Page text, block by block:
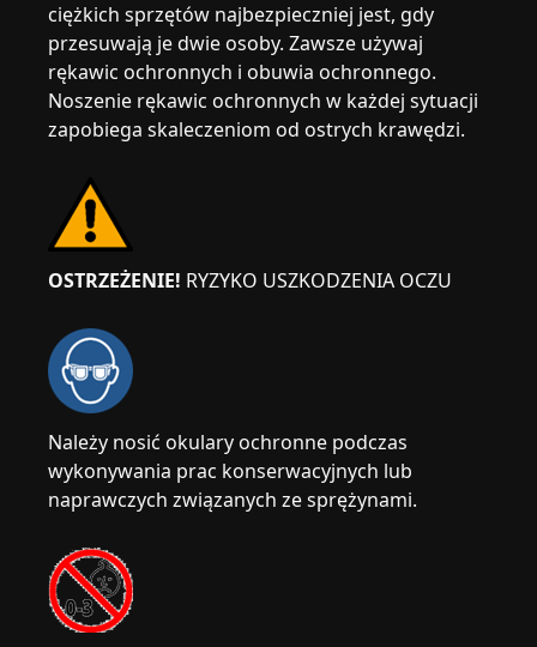
ciężkich sprzętów najbezpieczniej jest, gdy
przesuwają je dwie osoby. Zawsze używaj
rękawic ochronnych i obuwia ochronnego.
Noszenie rękawic ochronnych w każdej sytuacji
zapobiega skaleczeniom od ostrych krawędzi.
OSTRZEŻENIE! RYZYKO USZKODZENIA OCZU
Należy nosić okulary ochronne podczas
wykonywania prac konserwacyjnych lub
naprawczych związanych ze sprężynami.